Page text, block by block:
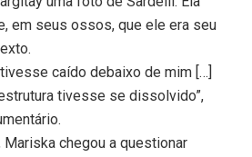
em seus ossos, que ele era seu
caído debaixo de mim […]
tivesse se dissolvido”,
chegou a questionar